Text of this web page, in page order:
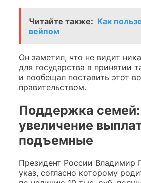
Читайте также: Как
вейпом
Он заметил, что не видит
для государства в принятии
и пообещал поставить этот
правительством.
Поддержка семей:
увеличение
подъемные
Президент России Владимир
указ, согласно которому